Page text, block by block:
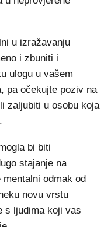
u izražavanju
i zbuniti i
ulogu u vašem
pa očekujte poziv na
zaljubiti u osobu koja
bi biti
stajanje na
odmak od
novu vrstu
s ljudima koji vas